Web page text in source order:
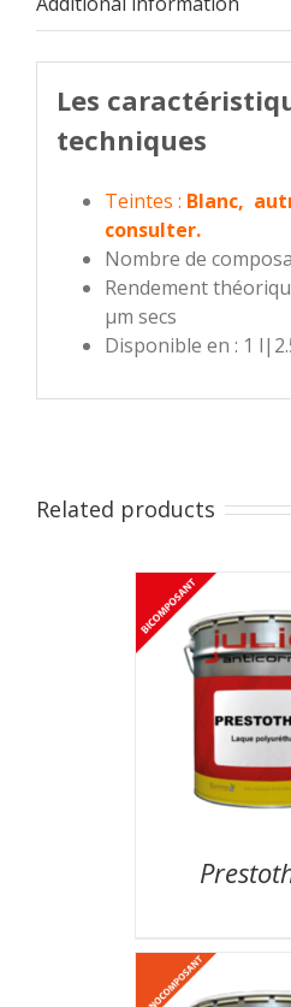
Les
techniques
Teintes : Blanc,
consulter.
Nombre de
Rendement
µm secs
Disponible en : 1
Related products